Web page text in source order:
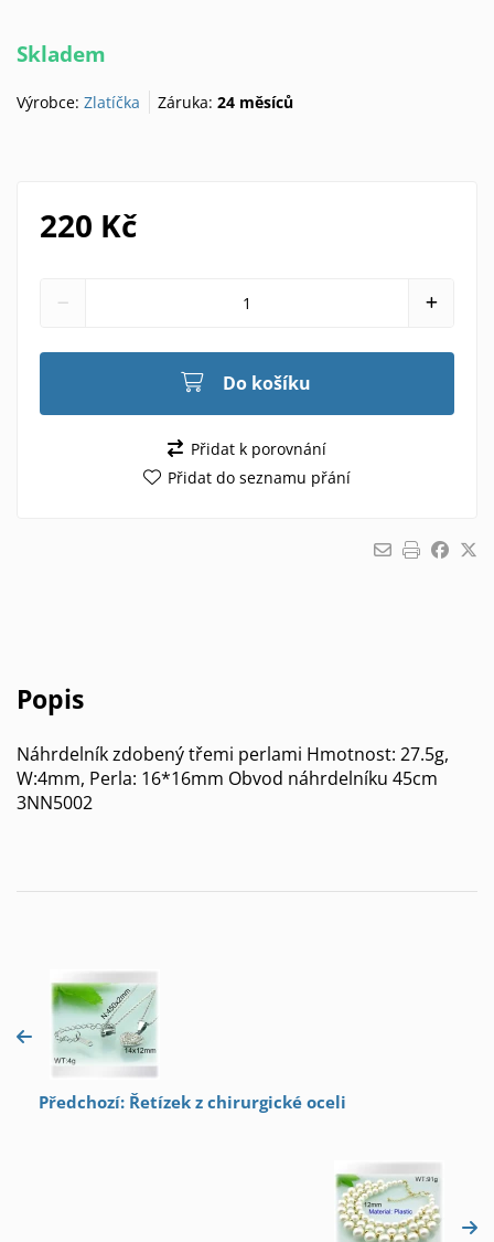
Skladem
Výrobce: Zlatíčka Záruka:24 měsíců
220 Kč
Do košíku
Přidat k porovnání
Přidat do seznamu přání
Popis
Náhrdelník zdobený třemi perlami Hmotnost: 27.5g,
W:4mm, Perla: 16*16mm Obvod náhrdelníku 45cm
3NN5002
Předchozí: Řetízek z chirurgické oceli